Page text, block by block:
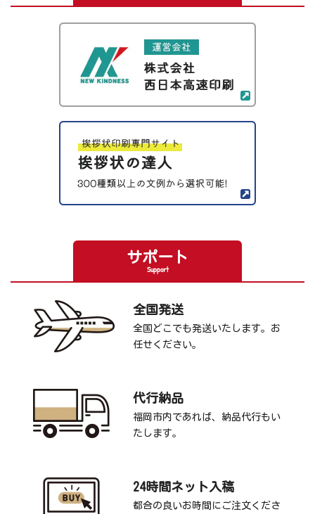
サポート
Support
全国発送
全国どこでも発送いたします。お
任せください。
代行納品
福岡市内であれば、納品代行もい
たします。
24時間ネット入稿
都合の良いお時間にご注文くださ